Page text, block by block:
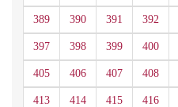
389 390 391 392
397 398 399 400
405 406 407 408
413 414 415 416